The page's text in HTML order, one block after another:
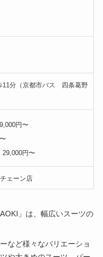
分（京都市バス 四条葛野
円〜
29,000円〜
ェーン店
」は、幅広いスーツの
など様々なバリエーショ